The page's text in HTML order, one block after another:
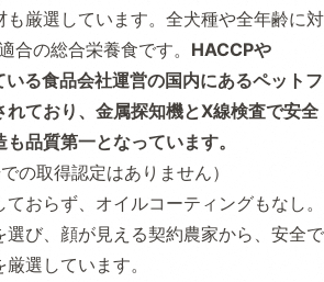
も厳選しています。全犬種や全年齢に対
合の総合栄養食です。 HACCPや
る食品会社運営の国内にあるペットフ
れており、金属探知機とX線検査で安全
品質第一となっています。
の取得認定はありません）
おらず、オイルコーティングもなし。
選び、顔が見える契約農家から、安全で
選しています。